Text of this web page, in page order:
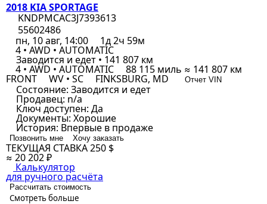
2018 KIA SPORTAGE
KNDPMCAC3J7393613
55602486
пн, 10 авг, 14:00
1д 2ч 59м
4 • AWD • AUTOMATIC
Заводится и едет • 141 807 км
4 • AWD • AUTOMATIC 88 115 миль ≈ 141 807 км
FRONT WV • SC FINKSBURG, MD Отчет VIN
Состояние: Заводится и едет
Продавец: n/a
Ключ доступен: Да
Документы: Хорошие
История: Впервые в продаже
Позвонить мне Хочу заказать
ТЕКУЩАЯ СТАВКА250 $
≈ 20 202 ₽
Калькулятор
для ручного расчёта
Рассчитать стоимость
Смотреть больше